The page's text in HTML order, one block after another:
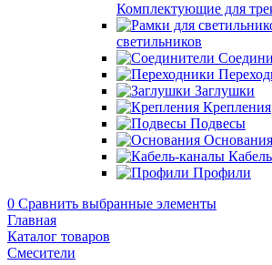
Комплектующие для
светильников
Заглушки
Крепления
Подвесы
Основания
Профили
0 Сравнить выбранные элементы
Главная
Каталог товаров
Смесители